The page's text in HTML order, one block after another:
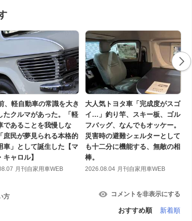
、軽自動車の常識を大き
たクルマがあった。「軽
であることを我慢しな
庶民が夢見られる本格的
車」として誕生した【マ
キャロル】
月刊自家用車WEB
大人気トヨタ車「完成度がスゴ
イ…」釣り竿、スキー板、ゴル
フバッグ、なんでもオッケー。
災害時の避難シェルターとして
も十二分に機能する、無敵の相
棒。
2026.08.04 月刊自家用車WEB
方 コメントを非表示にする
おすすめ順 新着順